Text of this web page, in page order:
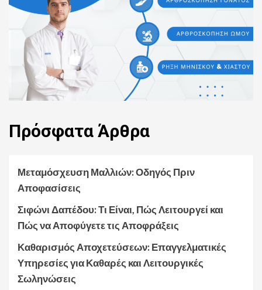
Πρόσφατα Άρθρα
Μεταμόσχευση Μαλλιών: Οδηγός Πριν
Αποφασίσεις
Σιφώνι Δαπέδου: Τι Είναι, Πώς Λειτουργεί και
Πώς να Αποφύγετε τις Αποφράξεις
Καθαρισμός Αποχετεύσεων: Επαγγελματικές
Υπηρεσίες για Καθαρές και Λειτουργικές
Σωληνώσεις